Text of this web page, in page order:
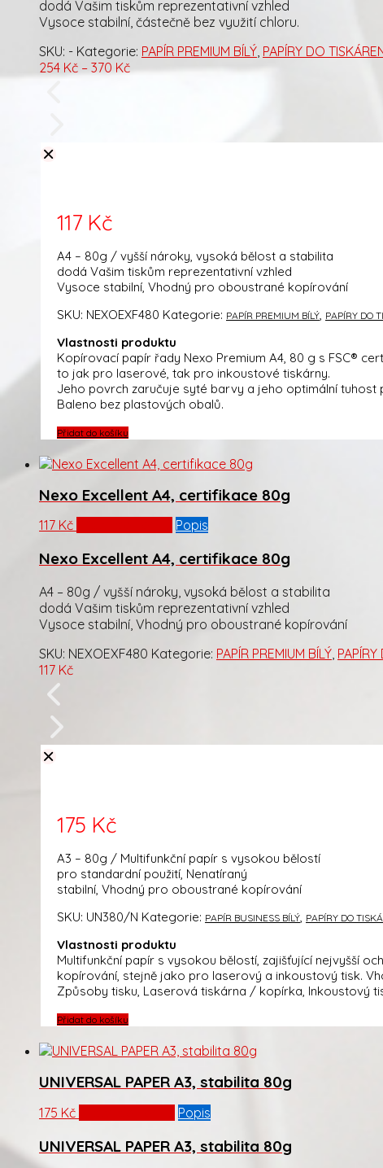
lze
na
stránce
dodá Vašim tiskům reprezentativní vzhled
Vysoce stabilní, částečně bez využití chloru.
SKU: - Kategorie: PAPÍR PREMIUM BÍLÝ PAPÍRY DO
254 Kč – 370 KčRozpětí
117 Kč
A4 – 80g / vyšší nároky, vysoká bělost a stabilita
dodá Vašim tiskům reprezentativní vzhled
Vysoce stabilní, Vhodný pro oboustrané kopírování
SKU: NEXOEXF480 Kategorie: PAPÍR PREMIUM BÍLÝ PAPÍRY DO
Vlastnosti produktu
Kopírovací papír řady Nexo Premium A4, 80 g s FSC®
to jak pro laserové, tak pro inkoustové tiskárny.
Jeho povrch zaručuje syté barvy a jeho optimální tuhost
Baleno bez plastových obalů.
Přidat do košíku
Nexo Excellent A4, certifikace 80g
117 Kč Popis
Nexo Excellent A4, certifikace 80g
A4 – 80g / vyšší nároky, vysoká bělost a stabilita
dodá Vašim tiskům reprezentativní vzhled
Vysoce stabilní, Vhodný pro oboustrané kopírování
SKU: NEXOEXF480 Kategorie: PAPÍR PREMIUM BÍLÝ,
117 Kč
175 Kč
A3 – 80g / Multifunkční papír s vysokou bělostí
pro standardní použití, Nenatíraný
stabilní, Vhodný pro oboustrané kopírování
SKU: UN380/N Kategorie: PAPÍR BUSINESS BÍLÝ, PAPÍRY DO
Vlastnosti produktu
Multifunkční papír s vysokou bělostí, zajišťující nejvyšší
kopírování, stejně jako pro laserový a inkoustový tisk.
Způsoby tisku, Laserová tiskárna / kopírka, Inkoustový
Přidat do košíku
UNIVERSAL PAPER A3, stabilita 80g
175 Kč Popis
UNIVERSAL PAPER A3, stabilita 80g